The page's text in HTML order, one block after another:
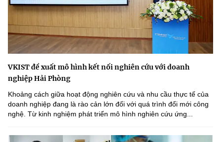
VKIST đề xuất mô hình kết nối nghiên cứu với doanh
nghiệp Hải Phòng
Khoảng cách giữa hoạt động nghiên cứu và nhu cầu thực tế của
doanh nghiệp đang là rào cản lớn đối với quá trình đổi mới công
nghệ. Từ kinh nghiệm phát triển mô hình nghiên cứu ứng...